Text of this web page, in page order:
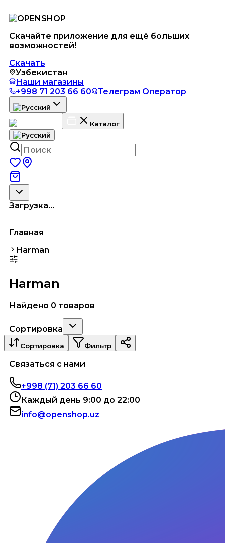
Скачайте приложение для ещё больших
возможностей!
Скачать
Узбекистан
Наши магазины
+998 71 203 66 60
Телеграм Оператор
Каталог
Загрузка...
Главная
Harman
Harman
Найдено 0 товаров
Сортировка
Сортировка Фильтр
Связаться с нами
+998 (71) 203 66 60
Каждый день 9:00 до 22:00
info@openshop.uz